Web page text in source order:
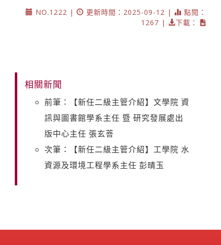
NO.1222 |
更新時間：2025-09-12 |
點閱：
1267 |
下載：
相關新聞
前筆：【新任二級主管介紹】文學院 資
訊與圖書館學系主任 暨 研究發展處出
版中心主任 張玄菩
次筆：【新任二級主管介紹】工學院 水
資源及環境工程學系主任 彭晴玉